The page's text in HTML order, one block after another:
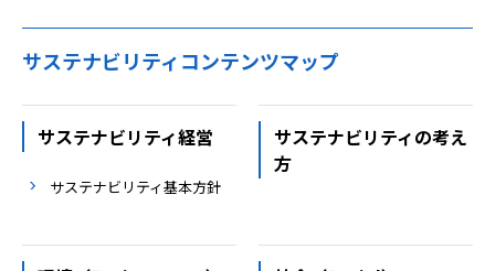
サステナビリティコンテンツマップ
サステナビリティ経営
サステナビリティ基本方針
サステナビリティの考え
方